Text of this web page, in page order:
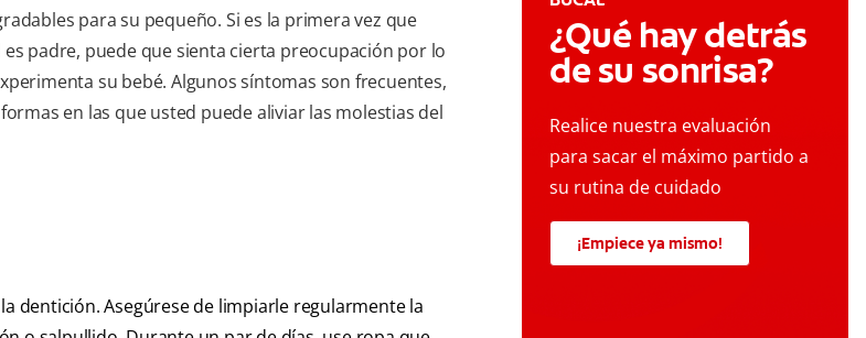
para su pequeño. Si es la primera vez que
es padre, puede que sienta cierta preocupación por lo
su bebé. Algunos síntomas son frecuentes,
en las que usted puede aliviar las molestias del
dentición. Asegúrese de limpiarle regularmente la
¿Qué hay detrás
de su sonrisa?
Realice nuestra evaluación
para sacar el máximo partido a
su rutina de cuidado
¡Empiece ya mismo!